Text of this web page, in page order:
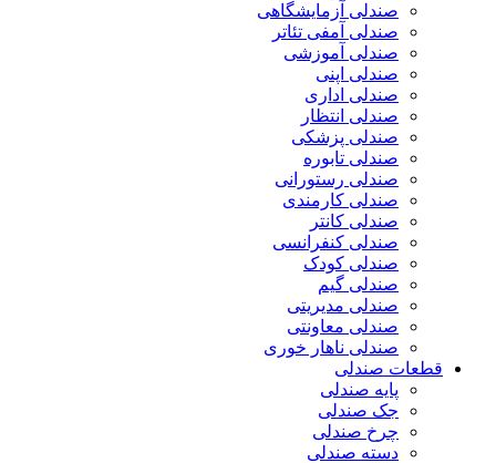
صندلی آزمایشگاهی
صندلی آمفی تئاتر
صندلی آموزشی
صندلی اپنی
صندلی اداری
صندلی انتظار
صندلی پزشکی
صندلی تابوره
صندلی رستورانی
صندلی کارمندی
صندلی کانتر
صندلی کنفرانسی
صندلی کودک
صندلی گیم
صندلی مدیریتی
صندلی معاونتی
صندلی ناهار خوری
قطعات صندلی
پایه صندلی
جک صندلی
چرخ صندلی
دسته صندلی